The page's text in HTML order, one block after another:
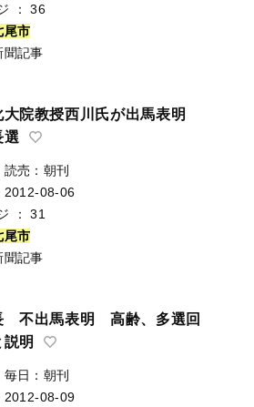
：
36
尾市
聞記事
大院教授西川氏が出馬表明
選
読売：朝刊
2012-08-06
：
31
尾市
聞記事
不出馬表明 高齢、多選回
明
毎日：朝刊
2012-08-09